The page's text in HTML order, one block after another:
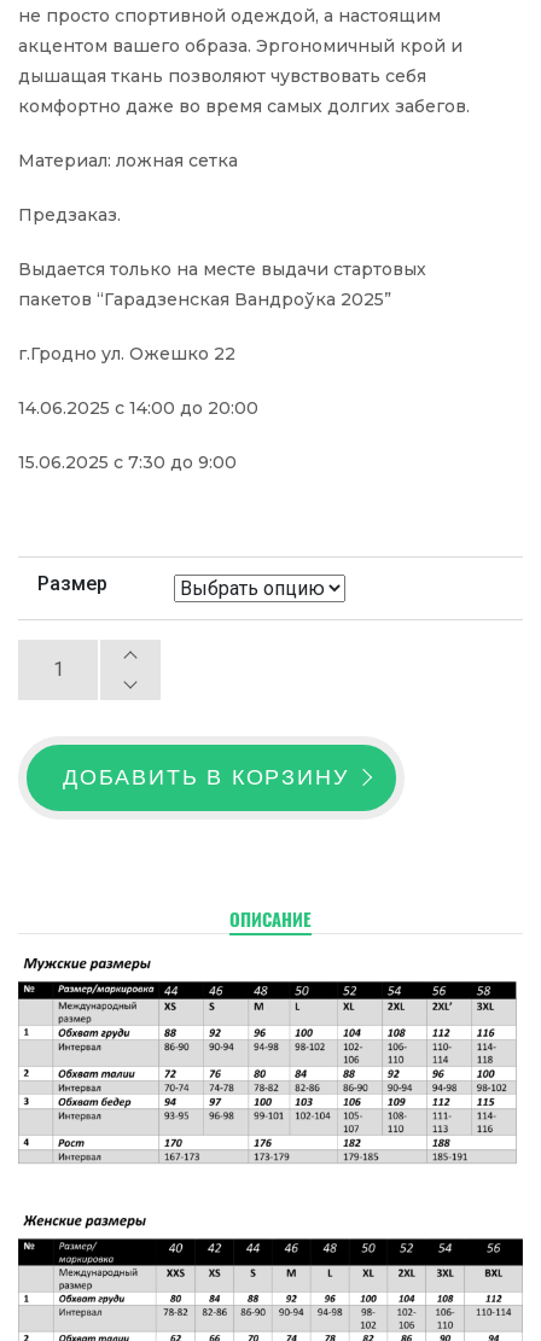
не просто спортивной одеждой, а настоящим
акцентом вашего образа. Эргономичный крой и
дышащая ткань позволяют чувствовать себя
комфортно даже во время самых долгих забегов.
Материал: ложная сетка
Предзаказ.
Выдается только на месте выдачи стартовых
пакетов “Гарадзенская Вандроўка 2025”
г.Гродно ул. Ожешко 22
14.06.2025 с 14:00 до 20:00
15.06.2025 c 7:30 до 9:00
Размер
ДОБАВИТЬ В КОРЗИНУ
ОПИСАНИЕ